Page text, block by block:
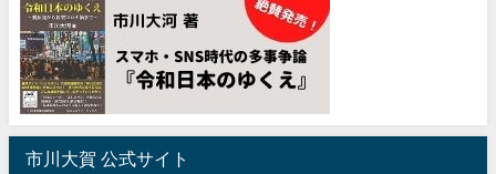
市川大賀 公式サイト